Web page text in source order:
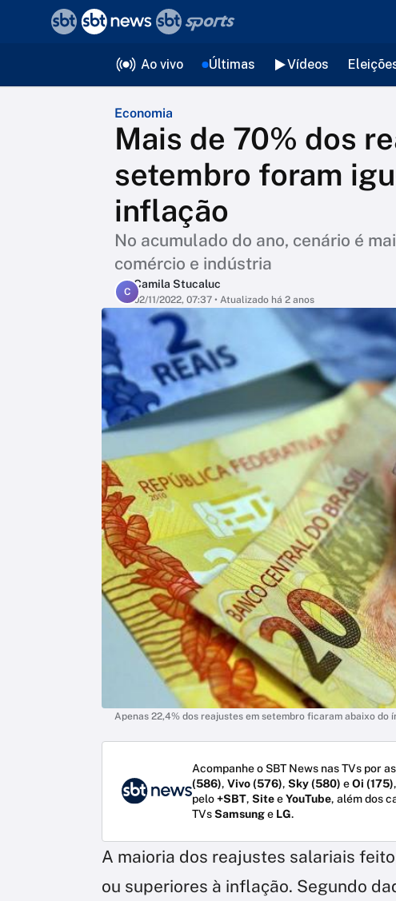
Ao vivo Últimas Vídeos
Economia
Mais de 70% dos
setembro foram
inflação
No acumulado do ano, cenário é
comércio e indústria
C
Camila Stucaluc
02/11/2022, 07:37 • Atualizado há 2 anos
Apenas 22,4% dos reajustes em setembro ficaram abaixo do
Acompanhe o SBT News nas TVs por
(586), Vivo (576), Sky (580) eOi (175)
pelo+SBT, SiteeYouTube, além dos
TVsSamsunge LG.
A maioria dos reajustes salariais
ou superiores à inflação. Segundo
voltar
Editorias